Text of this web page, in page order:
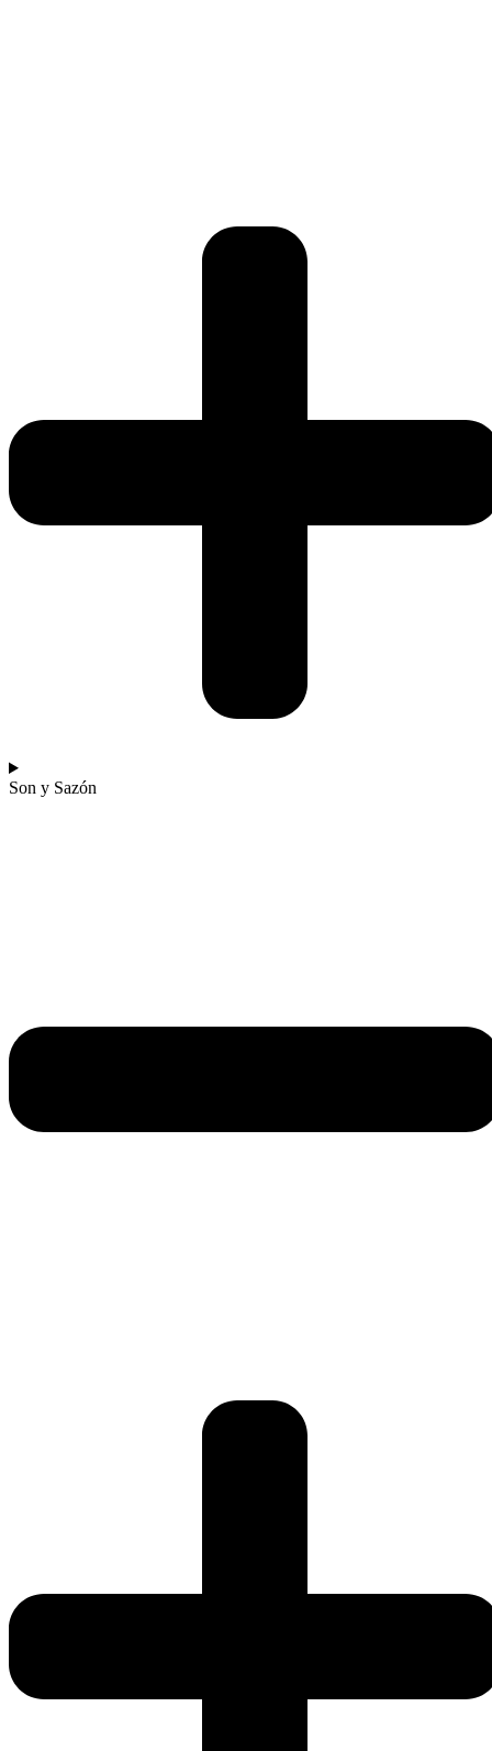
Son y Sazón